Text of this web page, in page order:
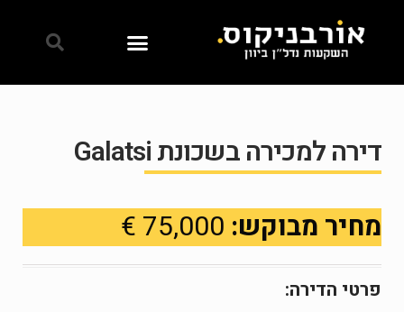
דירה למכירה בשכונת Galatsi
מחיר מבוקש:
פרטי הדירה: